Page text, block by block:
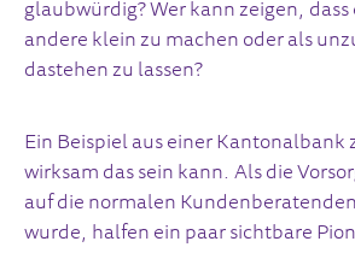
glaubwürdig? Wer kann zeigen, dass
andere klein zu machen oder als
dastehen zu lassen?
Ein Beispiel aus einer Kantonalbank
wirksam das sein kann. Als die
auf die normalen
wurde, halfen ein paar sichtbare